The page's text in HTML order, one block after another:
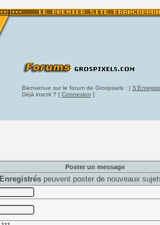
Bienvenue sur le forum de Grospixels : [
Déjà inscrit ? [ Connexion ]
Poster un message
Enregistréspeuvent poster de nouveaux